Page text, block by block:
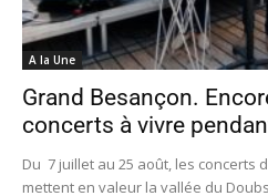
A la Une
Grand Besançon.
concerts à vivre
Du 7 juillet au 25 août, les concerts
mettent en valeur la vallée du